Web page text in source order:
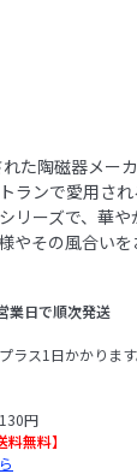
た陶磁器メー
ランで愛用さ
リーズで、華
やその風合いを
業日で順次発送
ス1日かかります
円
無料】